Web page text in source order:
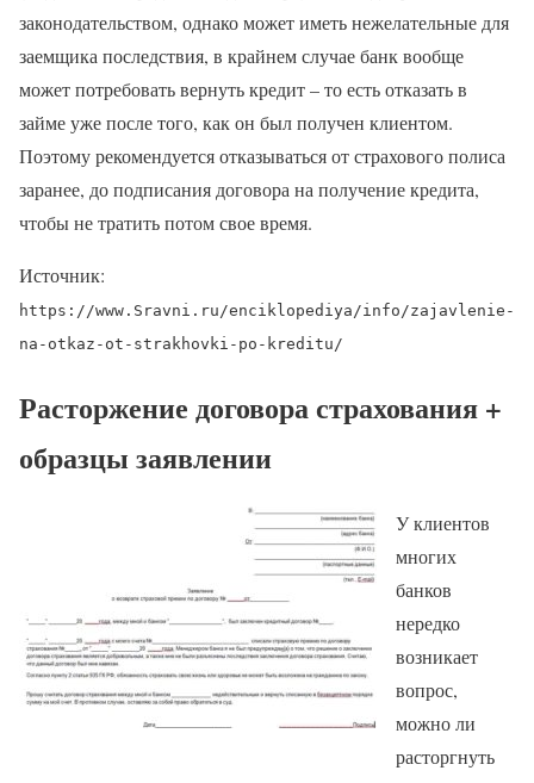
законодательством, однако может иметь нежелательные для
заемщика последствия, в крайнем случае банк вообще
может потребовать вернуть кредит – то есть отказать в
займе уже после того, как он был получен клиентом.
Поэтому рекомендуется отказываться от страхового полиса
заранее, до подписания договора на получение кредита,
чтобы не тратить потом свое время.
Источник:
https://www.Sravni.ru/enciklopediya/info/zajavlenie-
na-otkaz-ot-strakhovki-po-kreditu/
Расторжение договора страхования +
образцы заявлении
У клиентов
многих
банков
нередко
возникает
вопрос,
можно ли
расторгнуть